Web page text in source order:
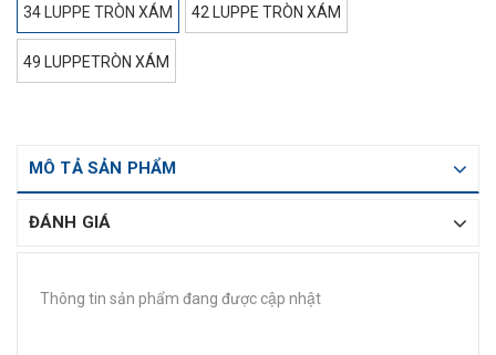
34 LUPPE TRÒN XÁM 42 LUPPE TRÒN XÁM
49 LUPPETRÒN XÁM
MÔ TẢ SẢN PHẨM
ĐÁNH GIÁ
Thông tin sản phẩm đang được cập nhật